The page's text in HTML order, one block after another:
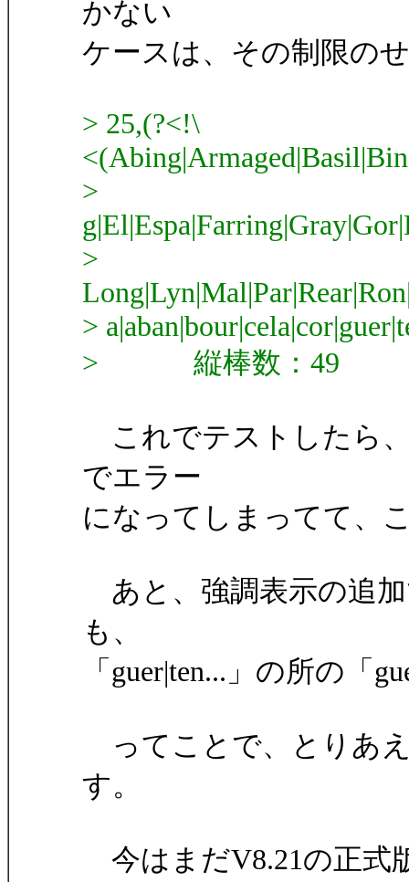
かない
ケースは、その制限の
> 25,(?<!\
>
>
>
> 縦棒数：49
これでテストしたら
でエラー
になってしまってて、
あと、強調表示の追
も、
「guer|ten...」の所の「
ってことで、とりあ
す。
今はまだV8.21の正式